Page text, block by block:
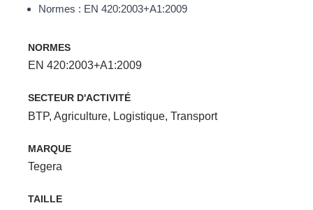
Normes : EN 420:2003+A1:2009
NORMES
EN 420:2003+A1:2009
SECTEUR D'ACTIVITÉ
BTP, Agriculture, Logistique, Transport
MARQUE
Tegera
TAILLE